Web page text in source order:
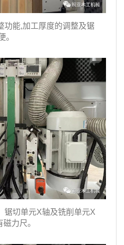
锯切单元X轴及铣削单元X
力尺。
功能,加工厚度的调整及锯
。